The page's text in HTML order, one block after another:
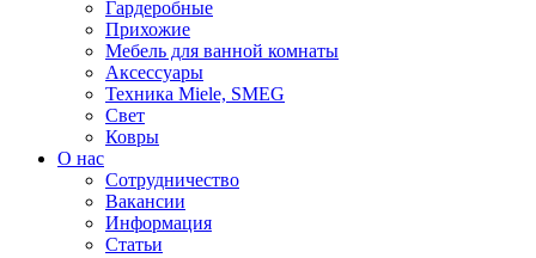
Гардеробные
Прихожие
Мебель для ванной комнаты
Аксессуары
Техника Miele, SMEG
Свет
Ковры
О нас
Сотрудничество
Вакансии
Информация
Статьи